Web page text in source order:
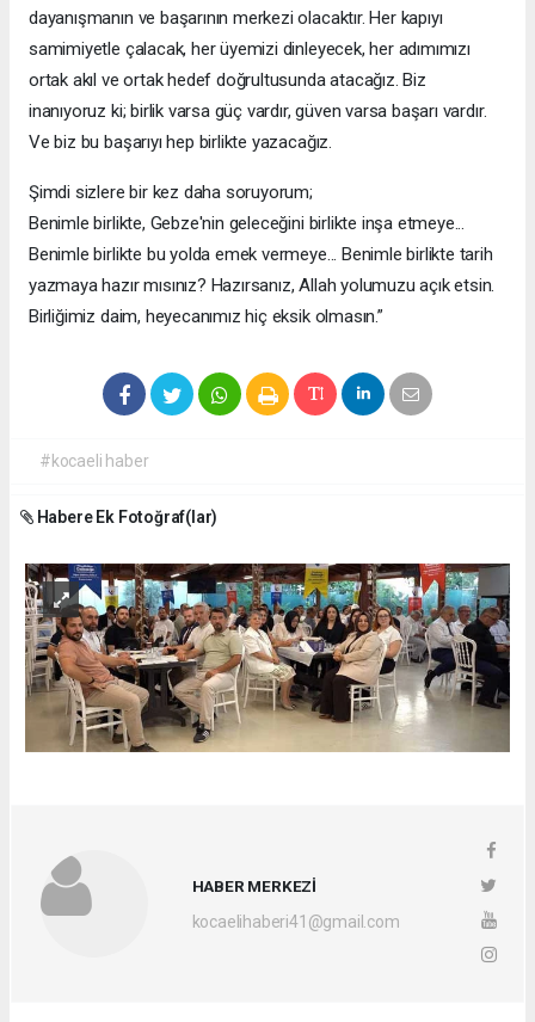
dayanışmanın ve başarının merkezi olacaktır. Her kapıyı
samimiyetle çalacak, her üyemizi dinleyecek, her adımımızı
ortak akıl ve ortak hedef doğrultusunda atacağız. Biz
inanıyoruz ki; birlik varsa güç vardır, güven varsa başarı vardır.
Ve biz bu başarıyı hep birlikte yazacağız.
Şimdi sizlere bir kez daha soruyorum;
Benimle birlikte, Gebze'nin geleceğini birlikte inşa etmeye...
Benimle birlikte bu yolda emek vermeye... Benimle birlikte tarih
yazmaya hazır mısınız? Hazırsanız, Allah yolumuzu açık etsin.
Birliğimiz daim, heyecanımız hiç eksik olmasın.”
#kocaeli haber
Habere Ek Fotoğraf(lar)
HABER MERKEZİ
kocaelihaberi41@gmail.com